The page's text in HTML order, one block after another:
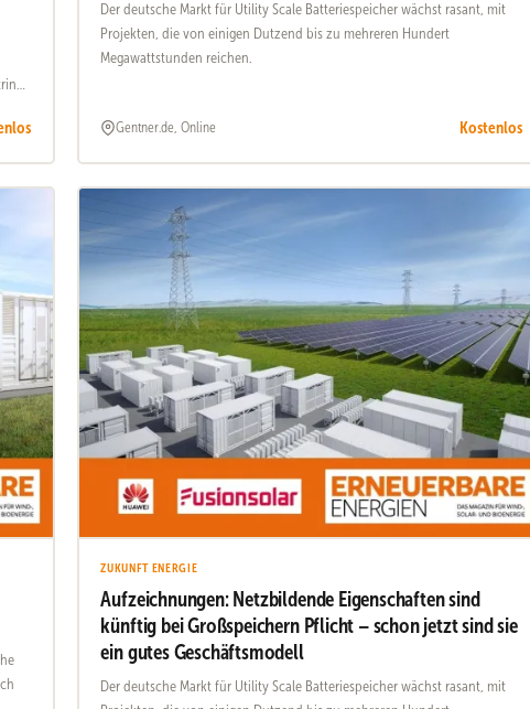
Der deutsche Markt für Utility Scale Batteriespeicher wächst rasant, mit
Projekten, die von einigen Dutzend bis zu mehreren Hundert
Megawattstunden reichen.
Gentner.de, Online Kostenlos
ZUKUNFT ENERGIE
Aufzeichnungen: Netzbildende Eigenschaften sind
künftig bei Großspeichern Pflicht – schon jetzt sind sie
ein gutes Geschäftsmodell
Der deutsche Markt für Utility Scale Batteriespeicher wächst rasant, mit